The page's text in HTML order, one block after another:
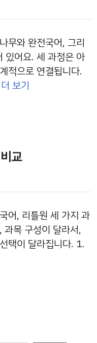
무와 완전국어, 그리
있어요. 세 과정은 아
적으로 연결됩니다.
더 보기
교
어, 리틀원 세 가지 과
목 구성이 달라서,
택이 달라집니다. 1.